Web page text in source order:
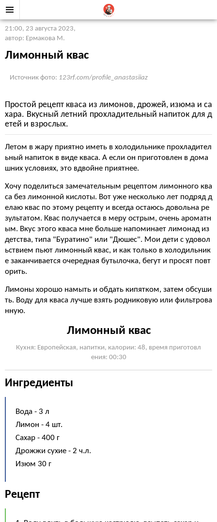
21:00, 23 августа 2023,
автор: Ермакова М.
Лимонный квас
Источник фото: 123rf.com/profile_anastasiiaz
Простой рецепт кваса из лимонов, дрожей, изюма и са
хара. Вкусный летний прохладительный напиток для д
етей и взрослых.
Летом в жару приятно иметь в холодильнике прохладител
ьный напиток в виде кваса. А если он приготовлен в дома
шних условиях, это вдвойне приятнее.
Хочу поделиться замечательным рецептом лимонного ква
са без лимонной кислоты. Вот уже несколько лет подряд д
елаю квас по этому рецепту и всегда остаюсь довольна ре
зультатом. Квас получается в меру острым, очень ароматн
ым. Вкус этого кваса мне больше напоминает лимонад из
детства, типа "Буратино" или "Дюшес". Мои дети с удовол
ьствием пьют лимонный квас, и как только в холодильник
е заканчивается очередная бутылочка, бегут и просят повт
орить.
Лимоны хорошо намыть и обдать кипятком, затем обсуши
ть. Воду для кваса лучше взять родниковую или фильтрова
нную.
Лимонный квас
Кухня: Европейская, напитки, калории: 48, время приготовл
ения: 00:30
Ингредиенты
Вода - 3 л
Лимон - 4 шт.
Сахар - 400 г
Дрожжи сухие - 2 ч.л.
Изюм 30 г
Рецепт